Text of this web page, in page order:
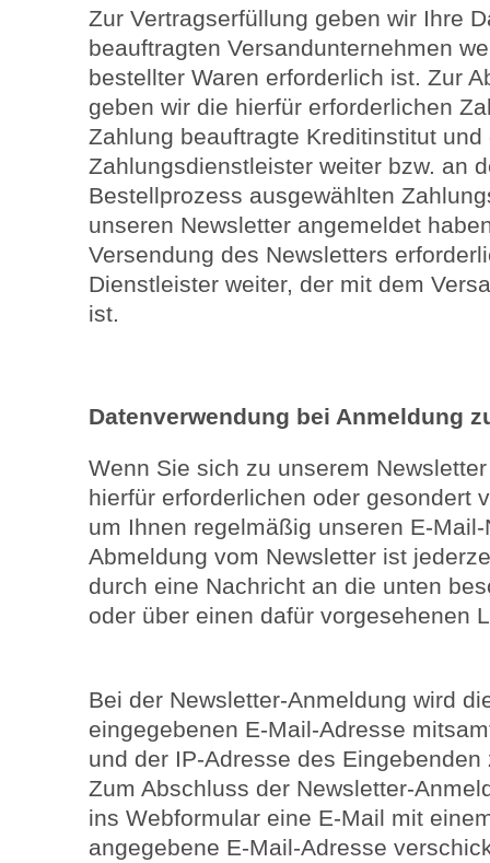
Zur Vertragserfüllung geben wir Ihre
beauftragten Versandunternehmen
bestellter Waren erforderlich ist. Zur
geben wir die hierfür erforderlichen
Zahlung beauftragte Kreditinstitut
Zahlungsdienstleister weiter bzw. an
Bestellprozess ausgewählten
unseren Newsletter angemeldet
Versendung des Newsletters
Dienstleister weiter, der mit dem
ist.
Datenverwendung bei Anmeldung
Wenn Sie sich zu unserem
hierfür erforderlichen oder gesondert
um Ihnen regelmäßig unseren E-
Abmeldung vom Newsletter ist
durch eine Nachricht an die unten
oder über einen dafür vorgesehenen
Bei der Newsletter-Anmeldung wird
eingegebenen E-Mail-Adresse
und der IP-Adresse des
Zum Abschluss der Newsletter-
ins Webformular eine E-Mail mit
angegebene E-Mail-Adresse